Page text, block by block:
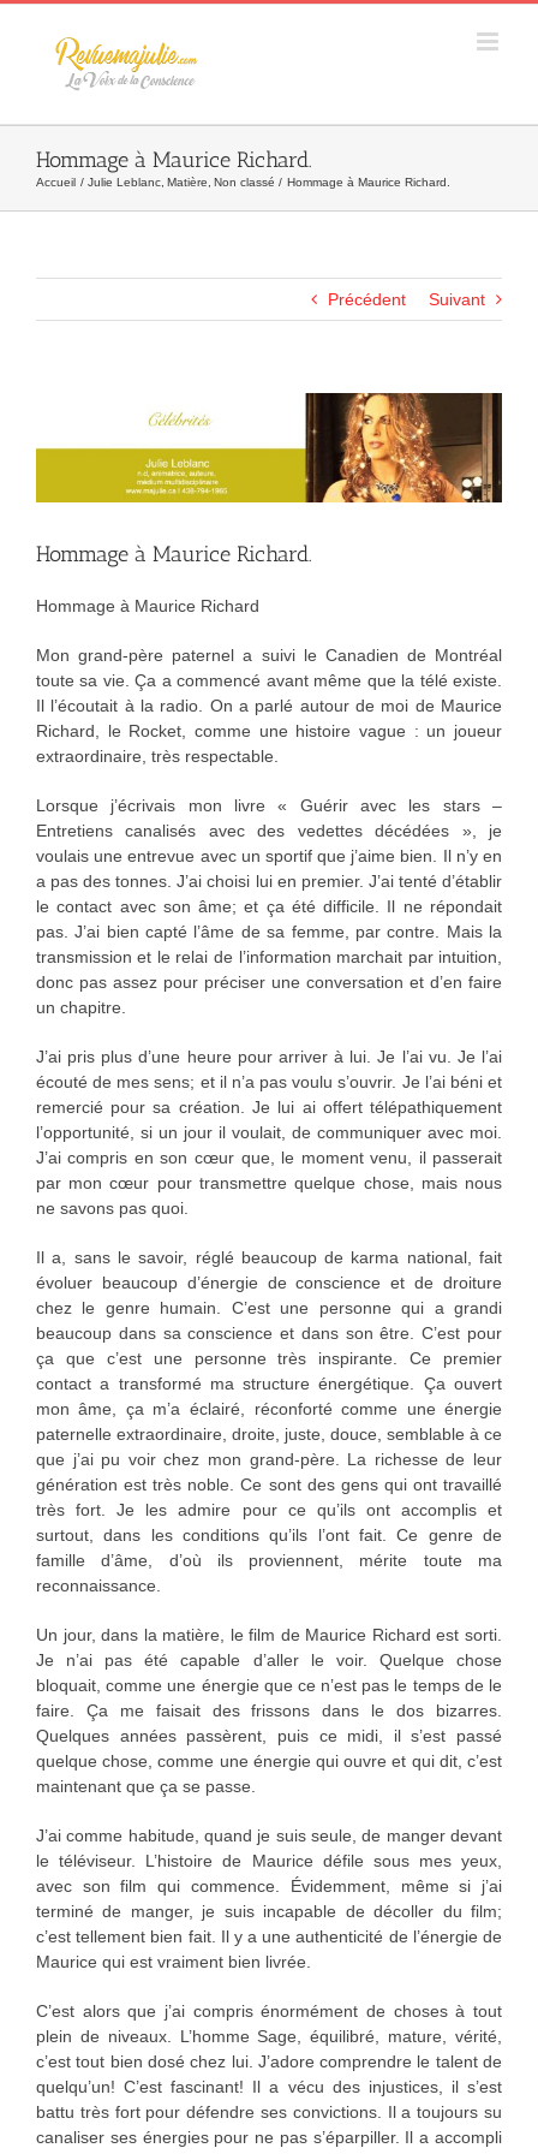
Skip
Hommage à Maurice Richard.
Accueil Julie Leblanc Matière Non classé Hommage à Maurice Richard.
Précédent Suivant
Hommage à Maurice Richard.
Hommage à Maurice Richard
Mon grand-père paternel a suivi le Canadien de Montréal
toute sa vie. Ça a commencé avant même que la télé existe.
Il l’écoutait à la radio. On a parlé autour de moi de Maurice
Richard, le Rocket, comme une histoire vague : un joueur
extraordinaire, très respectable.
Lorsque j’écrivais mon livre « Guérir avec les stars –
Entretiens canalisés avec des vedettes décédées », je
voulais une entrevue avec un sportif que j’aime bien. Il n’y en
a pas des tonnes. J’ai choisi lui en premier. J’ai tenté d’établir
le contact avec son âme; et ça été difficile. Il ne répondait
pas. J’ai bien capté l’âme de sa femme, par contre. Mais la
transmission et le relai de l’information marchait par intuition,
donc pas assez pour préciser une conversation et d’en faire
un chapitre.
J’ai pris plus d’une heure pour arriver à lui. Je l’ai vu. Je l’ai
écouté de mes sens; et il n’a pas voulu s’ouvrir. Je l’ai béni et
remercié pour sa création. Je lui ai offert télépathiquement
l’opportunité, si un jour il voulait, de communiquer avec moi.
J’ai compris en son cœur que, le moment venu, il passerait
par mon cœur pour transmettre quelque chose, mais nous
ne savons pas quoi.
Il a, sans le savoir, réglé beaucoup de karma national, fait
évoluer beaucoup d’énergie de conscience et de droiture
chez le genre humain. C’est une personne qui a grandi
beaucoup dans sa conscience et dans son être. C’est pour
ça que c’est une personne très inspirante. Ce premier
contact a transformé ma structure énergétique. Ça ouvert
mon âme, ça m’a éclairé, réconforté comme une énergie
paternelle extraordinaire, droite, juste, douce, semblable à ce
que j’ai pu voir chez mon grand-père. La richesse de leur
génération est très noble. Ce sont des gens qui ont travaillé
très fort. Je les admire pour ce qu’ils ont accomplis et
surtout, dans les conditions qu’ils l’ont fait. Ce genre de
famille d’âme, d’où ils proviennent, mérite toute ma
reconnaissance.
Un jour, dans la matière, le film de Maurice Richard est sorti.
Je n’ai pas été capable d’aller le voir. Quelque chose
bloquait, comme une énergie que ce n’est pas le temps de le
faire. Ça me faisait des frissons dans le dos bizarres.
Quelques années passèrent, puis ce midi, il s’est passé
quelque chose, comme une énergie qui ouvre et qui dit, c’est
maintenant que ça se passe.
J’ai comme habitude, quand je suis seule, de manger devant
le téléviseur. L’histoire de Maurice défile sous mes yeux,
avec son film qui commence. Évidemment, même si j’ai
terminé de manger, je suis incapable de décoller du film;
c’est tellement bien fait. Il y a une authenticité de l’énergie de
Maurice qui est vraiment bien livrée.
C’est alors que j’ai compris énormément de choses à tout
plein de niveaux. L’homme Sage, équilibré, mature, vérité,
c’est tout bien dosé chez lui. J’adore comprendre le talent de
quelqu’un! C’est fascinant! Il a vécu des injustices, il s’est
battu très fort pour défendre ses convictions. Il a toujours su
canaliser ses énergies pour ne pas s’éparpiller. Il a accompli